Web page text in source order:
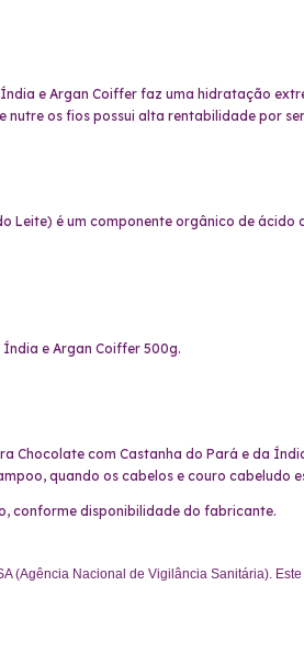
e Argan Coiffer faz uma hidratação
os fios possui alta rentabilidade por
Leite) é um componente orgânico de
e Argan Coiffer 500g.
Chocolate com Castanha do Pará e da
quando os cabelos e couro cabeludo
conforme disponibilidade do fabricante.
(Agência Nacional de Vigilância Sanitária).